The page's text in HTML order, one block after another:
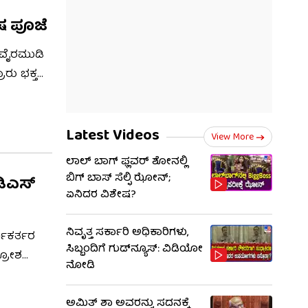
ಪೂಜೆ
ಭಕ್ತರು
ನಾನಾ
Latest Videos View More
ಲಾಲ್ ಬಾಗ್ ಫ್ಲವರ್ ಶೋನಲ್ಲಿ
ಬಿಗ್ ಬಾಸ್ ಸೆಲ್ಫಿ ಝೋನ್;
ಏನಿದರ ವಿಶೇಷ?
ನಿವೃತ್ತ ಸರ್ಕಾರಿ ಅಧಿಕಾರಿಗಳು,
ಸಿಬ್ಬಂದಿಗೆ ಗುಡ್​ನ್ಯೂಸ್: ವಿಡಿಯೋ
ನೋಡಿ
ಅಮಿತ್ ಶಾ ಅವರನ್ನು ಸದನಕ್ಕೆ